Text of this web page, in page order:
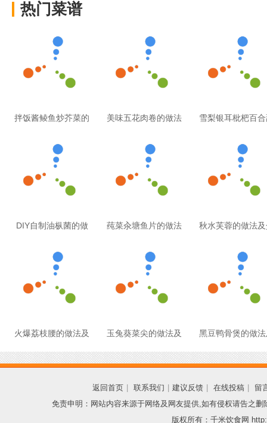
热门菜谱
拌饭酱鲮鱼炒芥菜的 美味五花肉卷的做法 雪梨银耳枇杷百
DIY自制油枞菌的做 莼菜汆塘鱼片的做法 秋水芙蓉的做法
火爆荔枝腰的做法及 玉兔葵菜尖的做法及 黑豆鸭骨煲的做
返回首页 联系我们 建议反馈 在线投稿
留
免责申明：网站内容来源于网络及网友提供,如有侵权请告之
版权所有：千米饮食网